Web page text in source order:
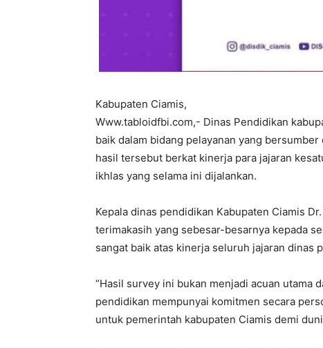
Kabupaten Ciamis,
Www.tabloidfbi.com,- Dinas Pendidikan
baik dalam bidang pelayanan yang
hasil tersebut berkat kinerja para jajaran
ikhlas yang selama ini dijalankan.
Kepala dinas pendidikan Kabupaten Ciamis
terimakasih yang sebesar-besarnya kepada
sangat baik atas kinerja seluruh jajaran dinas
“Hasil survey ini bukan menjadi acuan utama
pendidikan mempunyai komitmen secara
untuk pemerintah kabupaten Ciamis demi